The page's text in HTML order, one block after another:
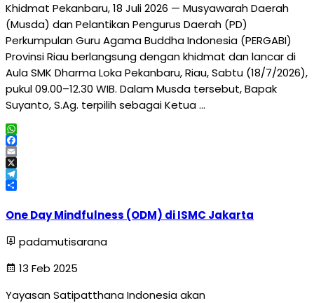
Khidmat Pekanbaru, 18 Juli 2026 — Musyawarah Daerah
(Musda) dan Pelantikan Pengurus Daerah (PD)
Perkumpulan Guru Agama Buddha Indonesia (PERGABI)
Provinsi Riau berlangsung dengan khidmat dan lancar di
Aula SMK Dharma Loka Pekanbaru, Riau, Sabtu (18/7/2026),
pukul 09.00–12.30 WIB. Dalam Musda tersebut, Bapak
Suyanto, S.Ag. terpilih sebagai Ketua …
WhatsApp
Facebook
Email
X
Telegram
One Day Mindfulness (ODM) di ISMC Jakarta
padamutisarana
13 Feb 2025
Yayasan Satipatthana Indonesia akan